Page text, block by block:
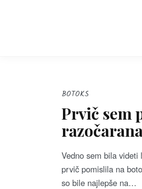
BOTOKS
Prvič sem
Vedno sem bila
prvič pomislila na
so bile najlepše na…